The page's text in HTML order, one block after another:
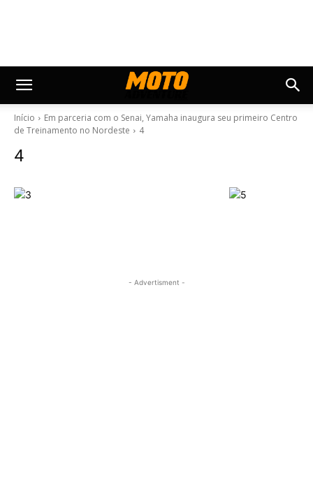
Início
Em parceria com o Senai, Yamaha inaugura seu primeiro Centro
de Treinamento no Nordeste
4
4
- Advertisment -